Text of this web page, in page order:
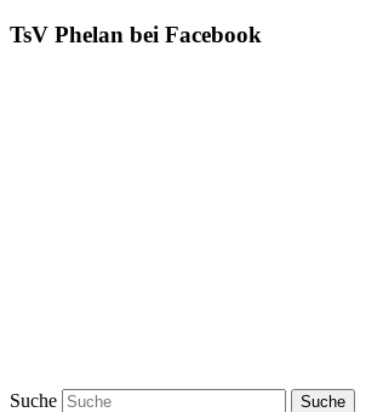
TsV Phelan bei Facebook
Suche